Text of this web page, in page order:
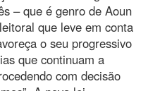
– que é genro de Aoun
que leve em conta
o seu progressivo
que continuam a
com decisão